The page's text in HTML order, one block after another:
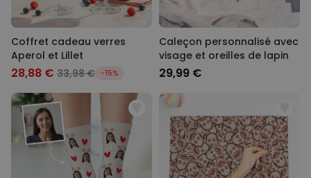
Coffret cadeau verres
Aperol et Lillet
28,88 € 33,98 € -15%
Caleçon personnalisé avec
visage et oreilles de lapin
29,99 €